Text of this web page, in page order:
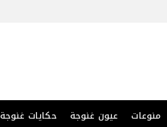
منوعات عيون غنوجة حكايات غنوجة